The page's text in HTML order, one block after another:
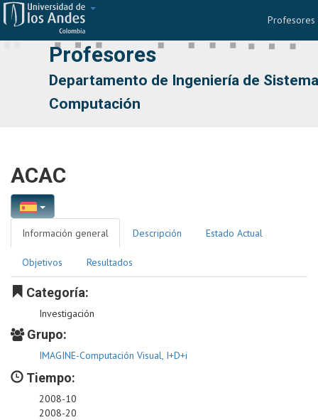
Profesores
Profesores
Departamento de Ingeniería de
Computación
ACAC
Información general Descripción Estado Actual
Objetivos Resultados
Categoría:
Investigación
Grupo:
IMAGINE-Computación Visual, I+D+i
Tiempo:
2008-10
2008-20